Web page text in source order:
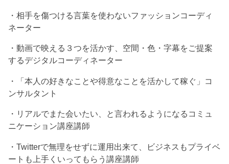
・相手を傷つける言葉を使わないファッションコーディ
ネーター
・動画で映える３つを活かす、空間・色・字幕をご提案
するデジタルコーディネーター
・「本人の好きなことや得意なことを活かして稼ぐ」コ
ンサルタント
・リアルでまた会いたい、と言われるようになるコミュ
ニケーション講座講師
・Twitterで無理をせずに運用出来て、ビジネスもプライベ
ートも上手くいってもらう講座講師